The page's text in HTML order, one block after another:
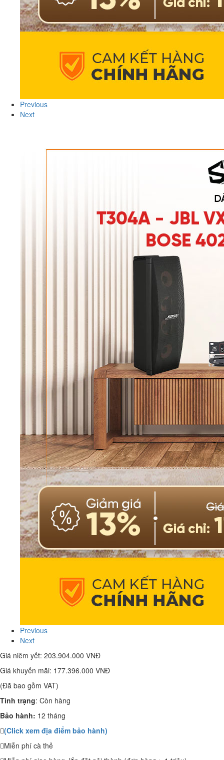
Previous
Next
Previous
Next
Giá niêm yết: 203.904.000 VNĐ
Giá khuyến mãi: 177.396.000 VNĐ
(Đã bao gồm VAT)
Tình trạng: Còn hàng
Bảo hành: 12 tháng
(Click xem địa điểm bảo hành)
Miễn phí cà thẻ